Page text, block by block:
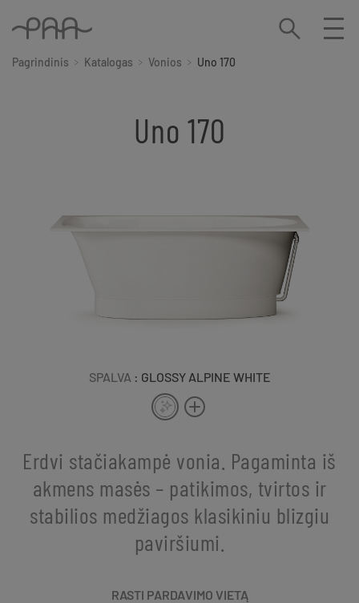
Pagrindinis Katalogas Vonios Uno 170
Uno 170
SPALVA : GLOSSY ALPINE WHITE
Erdvi stačiakampė vonia. Pagaminta iš
akmens masės – patikimos, tvirtos ir
stabilios medžiagos klasikiniu blizgiu
paviršiumi.
RASTI PARDAVIMO VIETĄ